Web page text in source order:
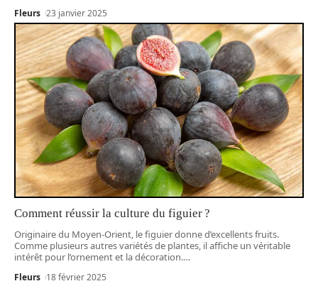
Fleurs 23 janvier 2025
Comment réussir la culture du figuier ?
Originaire du Moyen-Orient, le figuier donne d’excellents fruits.
Comme plusieurs autres variétés de plantes, il affiche un véritable
intérêt pour l’ornement et la décoration.…
Fleurs 18 février 2025